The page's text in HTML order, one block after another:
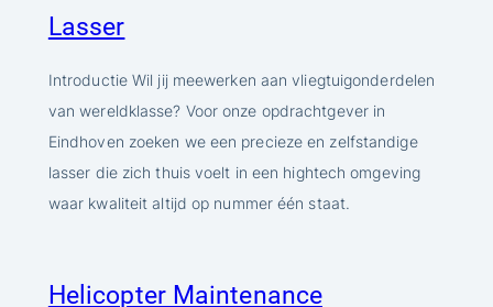
Lasser
Introductie Wil jij meewerken aan vliegtuigonderdelen
van wereldklasse? Voor onze opdrachtgever in
Eindhoven zoeken we een precieze en zelfstandige
lasser die zich thuis voelt in een hightech omgeving
waar kwaliteit altijd op nummer één staat.
Helicopter Maintenance